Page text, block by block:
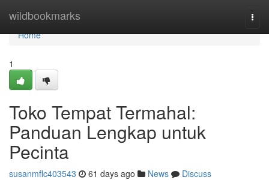
wildbookmarks
Home
Home
1
Toko Tempat Termahal:
Panduan Lengkap untuk
Pecinta
susanmflc403543 61 days ago News
Discuss